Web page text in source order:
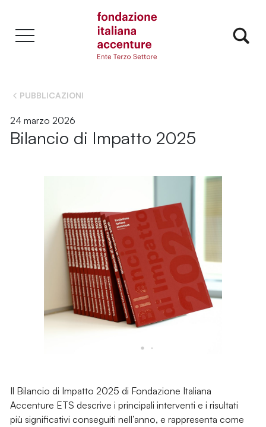
PUBBLICAZIONI
24 marzo 2026
Bilancio di Impatto 2025
Il Bilancio di Impatto 2025 di Fondazione Italiana
Accenture ETS descrive i principali interventi e i risultati
più significativi conseguiti nell’anno, e rappresenta come